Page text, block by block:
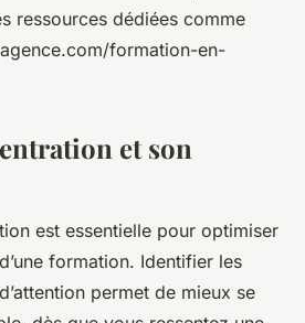
ressources dédiées comme
formation-en-
et son
est essentielle pour optimiser
formation. Identifier les
permet de mieux se